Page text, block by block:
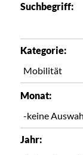
Suchbegriff:
Kategorie:
Monat:
Jahr: